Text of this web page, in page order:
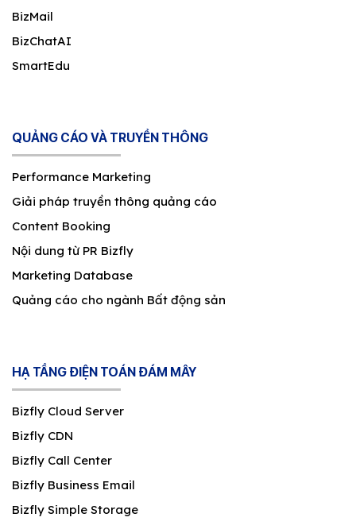
BizMail
BizChatAI
SmartEdu
QUẢNG CÁO VÀ TRUYỀN THÔNG
Performance Marketing
Giải pháp truyền thông quảng cáo
Content Booking
Nội dung từ PR Bizfly
Marketing Database
Quảng cáo cho ngành Bất động sản
HẠ TẦNG ĐIỆN TOÁN ĐÁM MÂY
Bizfly Cloud Server
Bizfly CDN
Bizfly Call Center
Bizfly Business Email
Bizfly Simple Storage